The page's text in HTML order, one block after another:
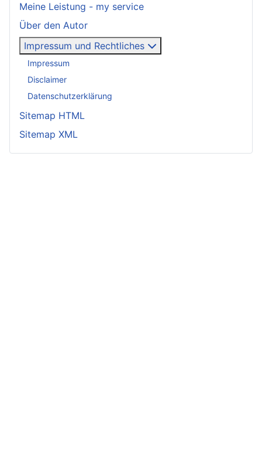
Meine Leistung - my service
Über den Autor
Impressum und Rechtliches
Impressum
Disclaimer
Datenschutzerklärung
Sitemap HTML
Sitemap XML